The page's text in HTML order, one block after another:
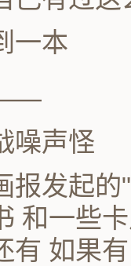
一本
噪声怪
报发起
和一些
有 如果